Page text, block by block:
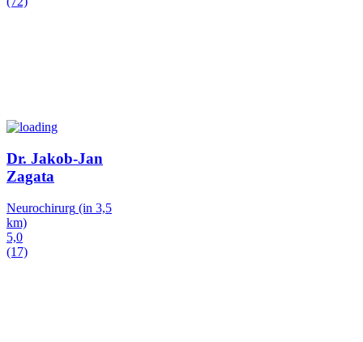
Dr. Jakob-Jan
Zagata
Neurochirurg (in 3,5
km)
5,0
(17)